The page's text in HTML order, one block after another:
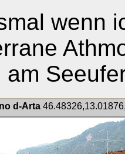
wenn
am
d-Arta